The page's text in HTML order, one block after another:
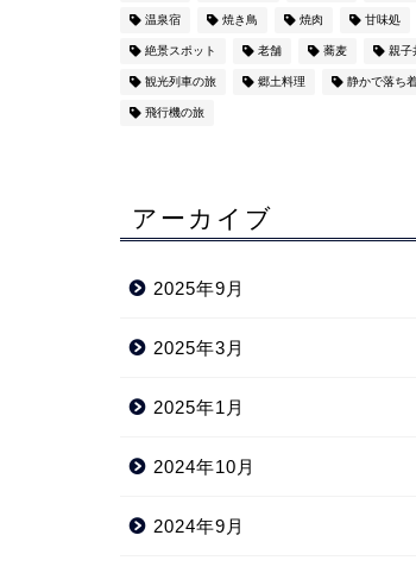
温泉宿 焼き鳥 焼肉 甘味処
絶景スポット 老舗 蕎麦 親子
観光列車の旅 郷土料理 静かで落ち
飛行機の旅
アーカイブ
2025年9月
2025年3月
2025年1月
2024年10月
2024年9月